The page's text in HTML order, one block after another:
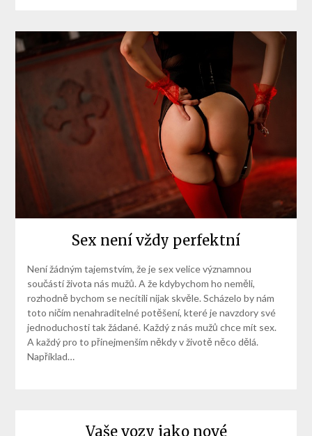
Sex není vždy perfektní
Není žádným tajemstvím, že je sex velice významnou
součástí života nás mužů. A že kdybychom ho neměli,
rozhodně bychom se necítili nijak skvěle. Scházelo by nám
toto ničím nenahraditelné potěšení, které je navzdory své
jednoduchosti tak žádané. Každý z nás mužů chce mít sex.
A každý pro to přinejmenším někdy v životě něco dělá.
Například…
Vaše vozy jako nové